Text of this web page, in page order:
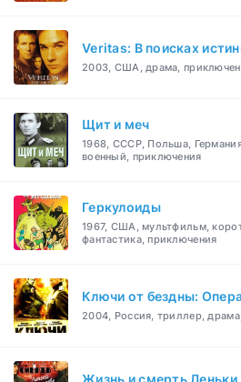
Veritas: В поисках
2003, США, драма,
Щит и меч
1968, СССР, Польша,
военный, приключения
Геркулоиды
1967, США, мультфильм,
фантастика, приключения
Ключи от бездны:
2004, Россия, триллер,